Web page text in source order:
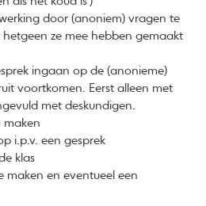
door (anoniem) vragen te
ze mee hebben gemaakt
ingaan op de (anonieme)
voortkomen. Eerst alleen met
met deskundigen.
maken
i.p.v. een gesprek
klas
maken en eventueel een